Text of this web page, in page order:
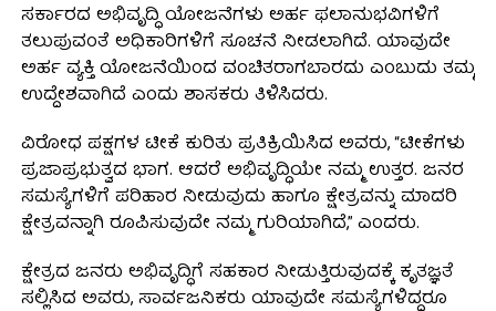
ಸರ್ಕಾರದ ಅಭಿವೃದ್ಧಿ ಯೋಜನೆಗಳು ಅರ್ಹ ಫಲಾನುಭವಿಗಳಿಗೆ
ತಲುಪುವಂತೆ ಅಧಿಕಾರಿಗಳಿಗೆ ಸೂಚನೆ ನೀಡಲಾಗಿದೆ. ಯಾವುದೇ
ಅರ್ಹ ವ್ಯಕ್ತಿ ಯೋಜನೆಯಿಂದ ವಂಚಿತರಾಗಬಾರದು ಎಂಬುದು ತಮ್ಮ
ಉದ್ದೇಶವಾಗಿದೆ ಎಂದು ಶಾಸಕರು ತಿಳಿಸಿದರು.
ವಿರೋಧ ಪಕ್ಷಗಳ ಟೀಕೆ ಕುರಿತು ಪ್ರತಿಕ್ರಿಯಿಸಿದ ಅವರು, “ಟೀಕೆಗಳು
ಪ್ರಜಾಪ್ರಭುತ್ವದ ಭಾಗ. ಆದರೆ ಅಭಿವೃದ್ಧಿಯೇ ನಮ್ಮ ಉತ್ತರ. ಜನರ
ಸಮಸ್ಯೆಗಳಿಗೆ ಪರಿಹಾರ ನೀಡುವುದು ಹಾಗೂ ಕ್ಷೇತ್ರವನ್ನು ಮಾದರಿ
ಕ್ಷೇತ್ರವನ್ನಾಗಿ ರೂಪಿಸುವುದೇ ನಮ್ಮ ಗುರಿಯಾಗಿದೆ,” ಎಂದರು.
ಕ್ಷೇತ್ರದ ಜನರು ಅಭಿವೃದ್ಧಿಗೆ ಸಹಕಾರ ನೀಡುತ್ತಿರುವುದಕ್ಕೆ ಕೃತಜ್ಞತೆ
ಸಲ್ಲಿಸಿದ ಅವರು, ಸಾರ್ವಜನಿಕರು ಯಾವುದೇ ಸಮಸ್ಯೆಗಳಿದ್ದರೂ